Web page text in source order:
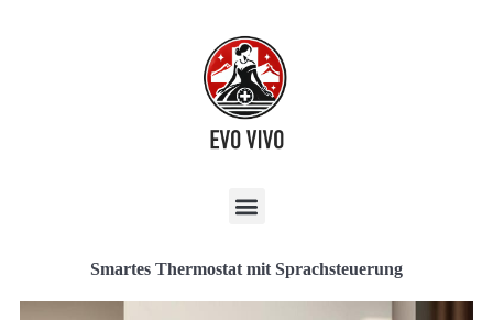
Smartes Thermostat mit Sprachsteuerung